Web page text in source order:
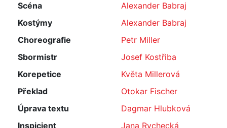
Scéna
Alexander Babraj
Kostýmy
Alexander Babraj
Choreografie
Petr Miller
Sbormistr
Josef Kostřiba
Korepetice
Květa Millerová
Překlad
Otokar Fischer
Úprava textu
Dagmar Hlubková
Inspicient
Jana Rychecká